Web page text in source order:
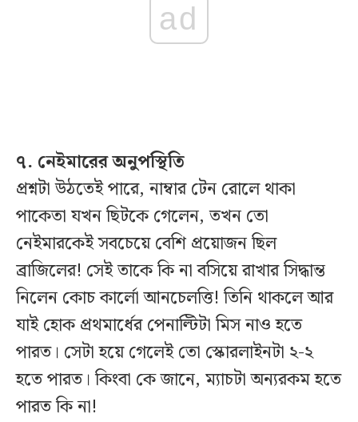
ad
৭. নেইমারের অনুপস্থিতি
প্রশ্নটা উঠতেই পারে, নাম্বার টেন রোলে থাকা
পাকেতা যখন ছিটকে গেলেন, তখন তো
নেইমারকেই সবচেয়ে বেশি প্রয়োজন ছিল
ব্রাজিলের! সেই তাকে কি না বসিয়ে রাখার সিদ্ধান্ত
নিলেন কোচ কার্লো আনচেলত্তি! তিনি থাকলে আর
যাই হোক প্রথমার্ধের পেনাল্টিটা মিস নাও হতে
পারত। সেটা হয়ে গেলেই তো স্কোরলাইনটা ২-২
হতে পারত। কিংবা কে জানে, ম্যাচটা অন্যরকম হতে
পারত কি না!